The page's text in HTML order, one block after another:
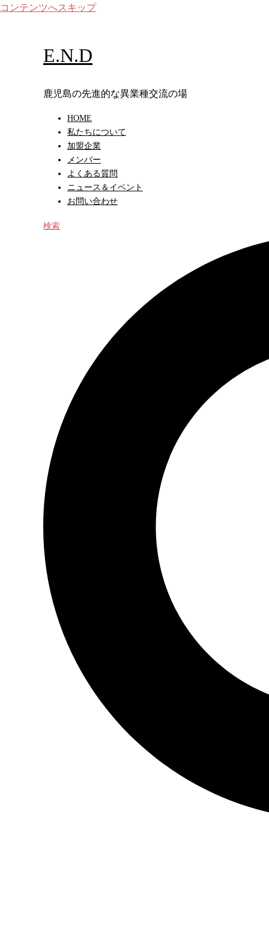
コンテンツへスキップ
E.N.D
鹿児島の先進的な異業種交流の場
HOME
私たちについて
加盟企業
メンバー
よくある質問
ニュース＆イベント
お問い合わせ
検索